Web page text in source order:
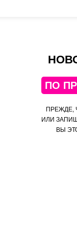
29 357
Самые выгодные
ПО
ПРЕЖДЕ,
ИЛИ
ВЫ